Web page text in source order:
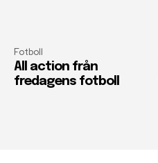
Fotboll
All action från
fredagens fotboll